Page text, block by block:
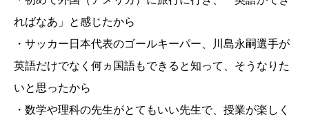
ればなあ」と感じたから
・サッカー日本代表のゴールキーパー、川島永嗣選手が
英語だけでなく何ヵ国語もできると知って、そうなりた
いと思ったから
・数学や理科の先生がとてもいい先生で、授業が楽しく